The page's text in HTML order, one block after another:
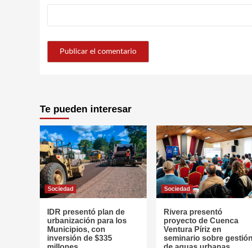
Te pueden interesar
Sociedad
IDR presentó plan de
urbanización para los
Municipios, con
inversión de $335
Sociedad
Rivera presentó
proyecto de Cuenca
Ventura Píriz en
seminario sobre gestión